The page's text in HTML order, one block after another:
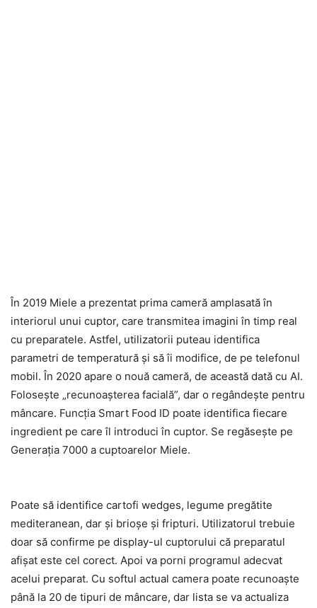
În 2019 Miele a prezentat prima cameră amplasată în
interiorul unui cuptor, care transmitea imagini în timp real
cu preparatele. Astfel, utilizatorii puteau identifica
parametri de temperatură şi să îi modifice, de pe telefonul
mobil. În 2020 apare o nouă cameră, de această dată cu AI.
Foloseşte „recunoaşterea facială”, dar o regândeşte pentru
mâncare. Funcţia Smart Food ID poate identifica fiecare
ingredient pe care îl introduci în cuptor. Se regăseşte pe
Generaţia 7000 a cuptoarelor Miele.
Poate să identifice cartofi wedges, legume pregătite
mediteranean, dar şi brioşe şi fripturi. Utilizatorul trebuie
doar să confirme pe display-ul cuptorului că preparatul
afişat este cel corect. Apoi va porni programul adecvat
acelui preparat. Cu softul actual camera poate recunoaşte
până la 20 de tipuri de mâncare, dar lista se va actualiza